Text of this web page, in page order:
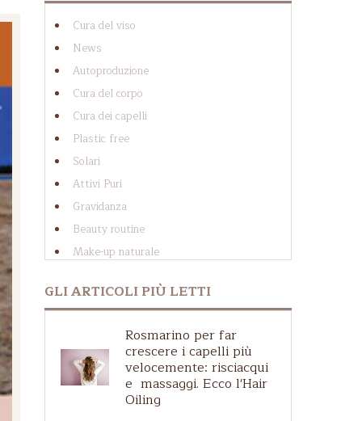
Cura del viso
News
Autoproduzione
Cura del corpo
Cura dei capelli
Plastic free
Solari
Attivi Puri
Gravidanza
Beauty routine
Make-up naturale
Cosmesi solida
Guida agli ingredienti
Caduta dei capelli
Zero waste
Etichette e certificazioni
GLI ARTICOLI PIÙ LETTI
Rosmarino per far
crescere i capelli più
velocemente: risciacqui
e massaggi. Ecco l'Hair
Oiling